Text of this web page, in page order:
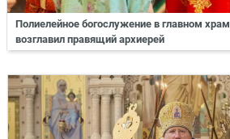
Полиелейное богослужение в главном
возглавил правящий архиерей